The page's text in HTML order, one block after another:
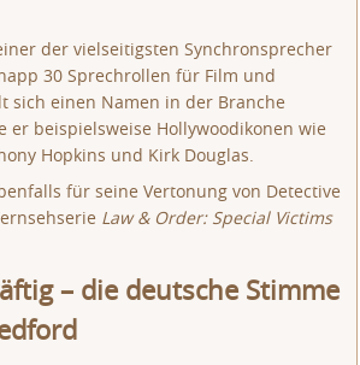
der vielseitigsten Synchronsprecher
30 Sprechrollen für Film und
sich einen Namen in der Branche
er beispielsweise Hollywoodikonen wie
Hopkins und Kirk Douglas.
für seine Vertonung von Detective
Law & Order: Special Victims
– die deutsche Stimme